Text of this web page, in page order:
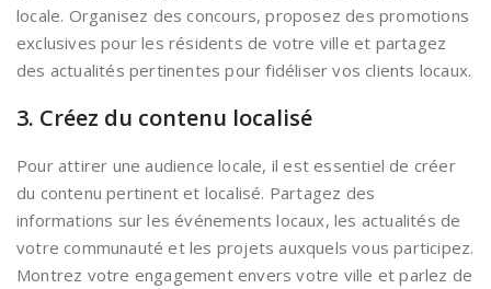
locale. Organisez des concours, proposez des promotions
exclusives pour les résidents de votre ville et partagez
des actualités pertinentes pour fidéliser vos clients locaux.
3. Créez du contenu localisé
Pour attirer une audience locale, il est essentiel de créer
du contenu pertinent et localisé. Partagez des
informations sur les événements locaux, les actualités de
votre communauté et les projets auxquels vous participez.
Montrez votre engagement envers votre ville et parlez de